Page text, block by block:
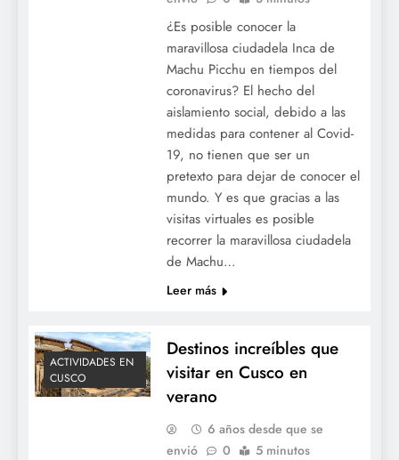
¿Es posible conocer la
maravillosa ciudadela Inca de
Machu Picchu en tiempos del
coronavirus? El hecho del
aislamiento social, debido a las
medidas para contener al Covid-
19, no tienen que ser un
pretexto para dejar de conocer el
mundo. Y es que gracias a las
visitas virtuales es posible
recorrer la maravillosa ciudadela
de Machu…
Leer más
ACTIVIDADES EN
CUSCO
Destinos increíbles que
visitar en Cusco en
verano
6 años desde que se
envió
0 5 minutos